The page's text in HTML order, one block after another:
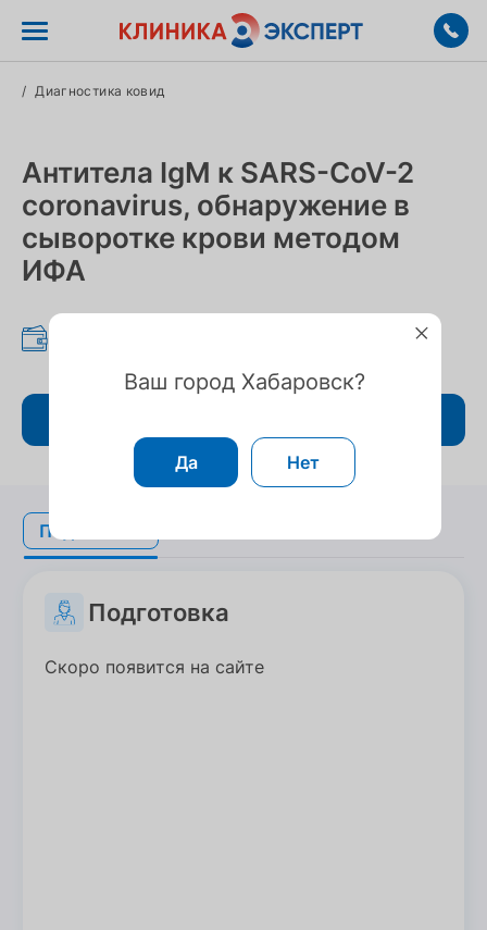
/ Диагностика ковид
Антитела IgM к SARS-CoV-2
coronavirus, обнаружение в
сыворотке крови методом
ИФА
Подготовка
Подготовка
Подготовка
Скоро появится на сайте
Ваш город Хабаровск?
Да Нет